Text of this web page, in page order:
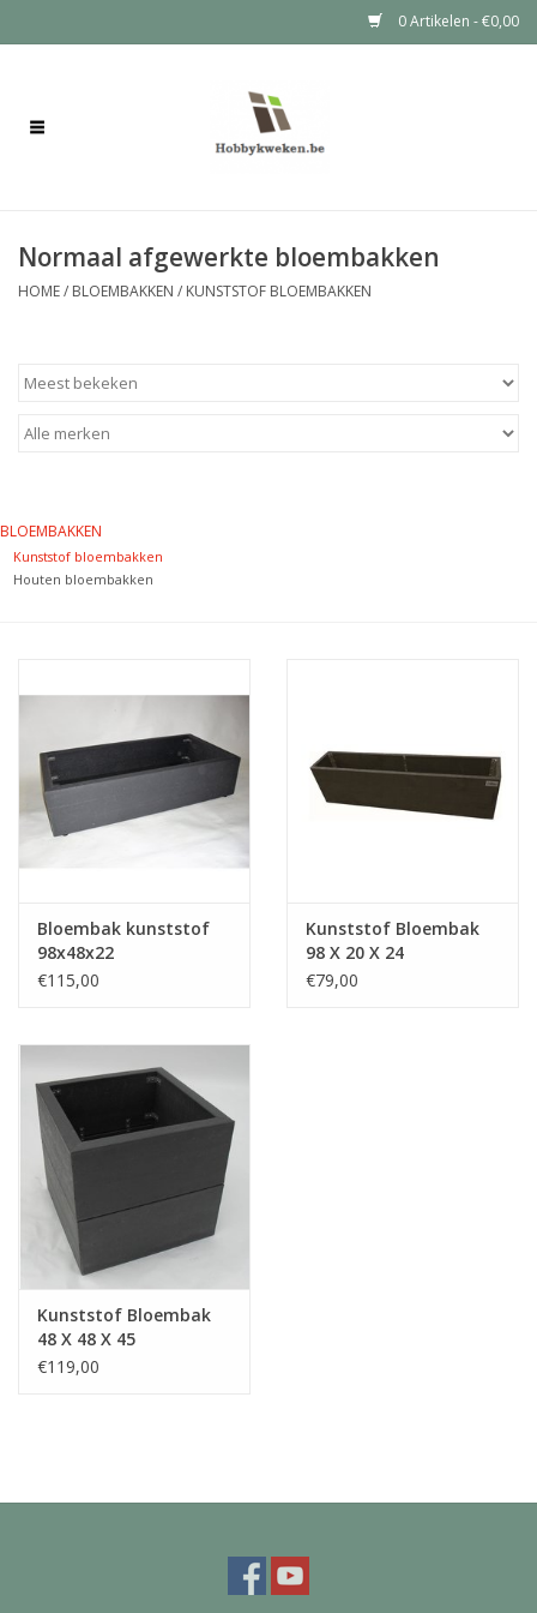
0 Artikelen - €0,00
Home
Plantenzuilen
Moestuinbakken
Tuinkabouters
Decoratieve bloempotten
Normaal afgewerkte bloembakken
HOME/ BLOEMBAKKEN / KUNSTSTOF BLOEMBAKKEN
BLOEMBAKKEN
Kunststof bloembakken
Houten bloembakken
Bloembak kunststof
98x48x22
€115,00
Kunststof Bloembak
98 X 20 X 24
€79,00
Kunststof Bloembak
48 X 48 X 45
€119,00